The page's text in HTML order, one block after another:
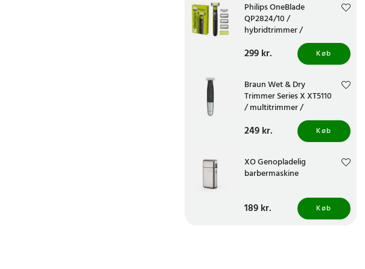
Philips OneBlade
QP2824/10 /
hybridtrimmer /
skægtrimmer / elektrisk
barbermaskine
Pris:299 kr.
299 kr. Køb
Braun Wet & Dry
Trimmer Series X XT5110
/ multitrimmer /
skægtrimmer
Pris:249 kr.
249 kr. Køb
XO Genopladelig
barbermaskine
Pris :189 kr.
189 kr. Køb